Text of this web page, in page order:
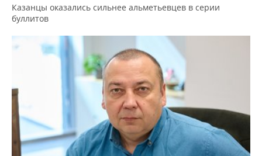
Казанцы оказались сильнее альметьевцев в серии
буллитов